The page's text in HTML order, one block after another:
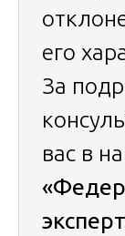
его
За
вас в